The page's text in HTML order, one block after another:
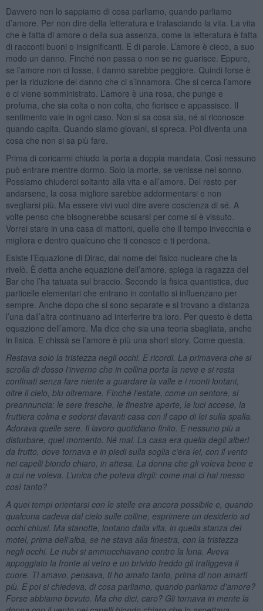
Davvero non lo sappiamo di cosa parliamo, quando parliamo
d’amore. Per non dire della letteratura e tralasciando la vita. La vita
che è fatta di amore o della sua assenza, come la letteratura è fatta
di racconti buoni o insignificanti. E di parole. L’amore è cieco, a suo
modo un danno. Finché non passa o non se ne guarisce. Eppure,
se l’amore non ci fosse, il danno sarebbe peggiore. Quindi forse è
per la riduzione del danno che ci s’innamora. Che si cerca l’amore
e ci viene somministrato. L’amore è una rosa, che punge e
profuma, che sia colta o non colta, che fiorisce e appassisce. Il
sentimento vale in ogni caso. Non si sa cosa sia, né si riconosce
quando capita. Quando siamo giovani, si spreca. Poi diventa una
cosa che non si sa più fare.
Prima di coricarmi chiudo la porta a doppia mandata. Così nessuno
può entrare mentre dormo. Solo la morte, se venisse nel sonno.
Possiamo chiuderci soltanto alla vita e all’amore. Del resto per
andarsene, la cosa migliore sarebbe addormentarsi e non
svegliarsi più. Ma essere vivi vuol dire avere coscienza di sé. A
volte penso che bisognerebbe scusarsi per come si è vissuto.
Vorrei stare in una casa di mattoni, quelle che il tempo invecchia e
migliora e dentro qualcuno che ti conosce e ti perdona.
Esiste l’Equazione di Dirac, dal nome del fisico nucleare che la
rivelò. È detta anche equazione dell’amore, spiega la ragazza del
Bar che l’ha tatuata sul braccio. Secondo la fisica quantistica, due
particelle elementari che entrano in contatto si influenzano per
sempre. Anche dopo che si sono separate e si trovano a distanza
l’una dall’altra continuano ad interferire tra loro. Per questo è detta
equazione dell’amore. Ma dice che sia una teoria sbagliata, anche
in fisica. E chissà se l’amore è più una short story. Come questa.
Restava solo la tristezza negli occhi. E ricordi. La primavera che si
scrolla di dosso l’inverno che in collina porta la neve e si resta
confinati senza fare niente a guardare la valle e i monti lontani,
oltre il cielo, blu oltremare. Finché l’estate, come un sentore, si
preannuncia:le sere fresche, le finestre aperte, le luci accese, la
fruttiera colma e sedersi davanti casa con il capo di lei sulla spalla.
Adorava quelle sere. Il lavoro quotidiano finito. E nessuno più a
disturbare, quel momento. Né mai. La casa era quella degli alberi
da frutto, dove tornava e in piedi sulla soglia c’era lei, con il vento
nei capelli biondo chiaro, in attesa. La donna che gli voleva bene e
a cui ne voleva. L’unica che poteva dirgli: come mai ci hai messo
così tanto?
A quei tempi orientarsi con le stelle era ancora possibile e, quando
qualcuna cadeva dal cielo sulle colline, esprimere un desiderio ad
occhi chiusi. Ma stanotte, lontano dalla vita, in quella stanza del
motel, prima dell’alba, se ne stava alla finestra, con la tristezza
negli occhi. Le nubi si ammucchiavano contro la luna. Aveva
appoggiato la fronte al vetro e un brivido freddo gli trafiggeva il
cuore. Ti amavo, pensava, ti ho amato tanto, prima di non amarti
più. E poi si chiedeva, di cosa parliamo, quando parliamo d’amore?
Forse abbiamo bevuto. Ma che dici, caro? Gli tornava in mente la